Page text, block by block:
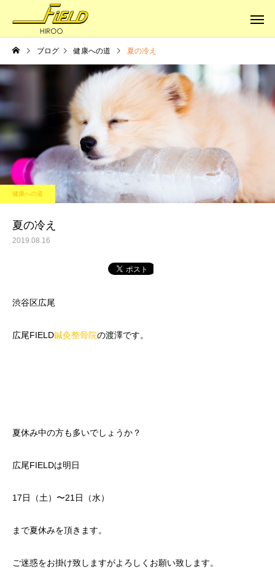
健康への道
体はサビていく
健康への道
本当の健康に
ブログ 健康への道 夏の冷え
健康への道
夏の冷え
2019.08.16
渋谷区広尾
広尾FIELD鍼灸整骨院の渡澤です。
夏休み中の方も多いでしょうか？
広尾FIELDは明日
17日（土）〜21日（水）
まで夏休みを頂きます。
ご迷惑をお掛け致しますがよろしくお願い致します。